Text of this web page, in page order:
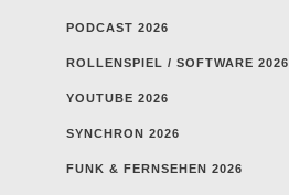
PODCAST 2026
ROLLENSPIEL / SOFTWARE 2026
YOUTUBE 2026
SYNCHRON 2026
FUNK & FERNSEHEN 2026